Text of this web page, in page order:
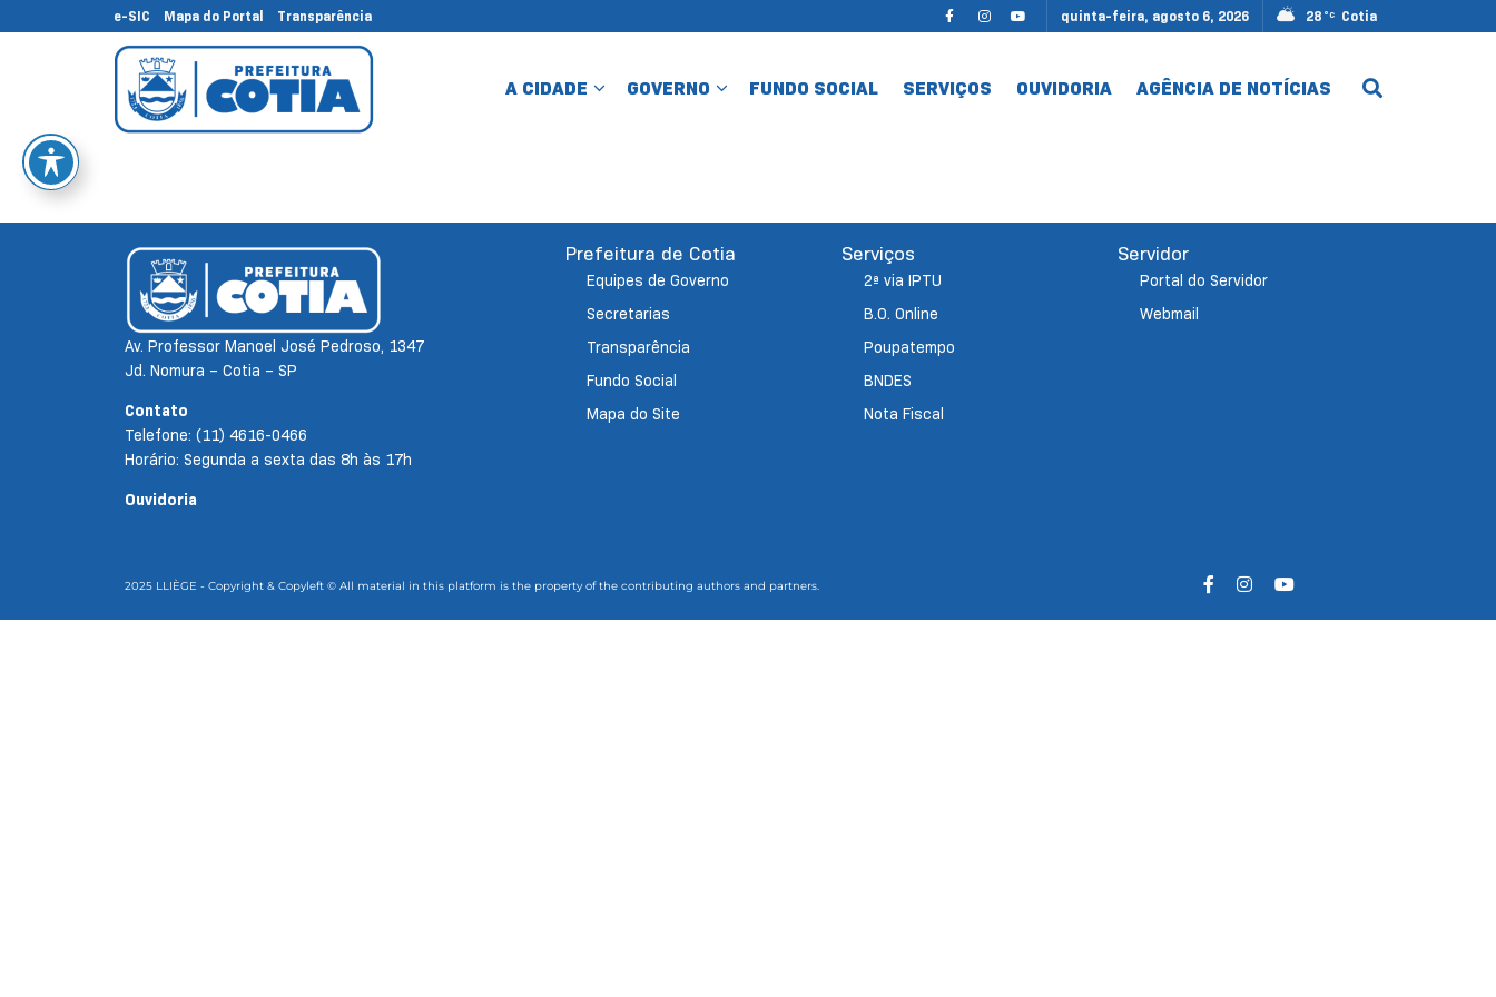
e-SIC Mapa do Portal Transparência quinta-feira, agosto 6, 2026 28 °C Cotia
A CIDADE GOVERNO FUNDO SOCIAL SERVIÇOS OUVIDORIA AGÊNCIA DE NOTÍCIAS
Av. Professor Manoel José Pedroso, 1347
Jd. Nomura – Cotia – SP
Contato
Telefone: (11) 4616-0466
Horário: Segunda a sexta das 8h às 17h
Ouvidoria
Prefeitura de Cotia
Equipes de Governo
Secretarias
Transparência
Fundo Social
Mapa do Site
Serviços
2ª via IPTU
B.O. Online
Poupatempo
BNDES
Nota Fiscal
Servidor
Portal do Servidor
Webmail
2025 LLIÈGE - Copyright & Copyleft © All material in this platform is the property of the contributing authors and partners.